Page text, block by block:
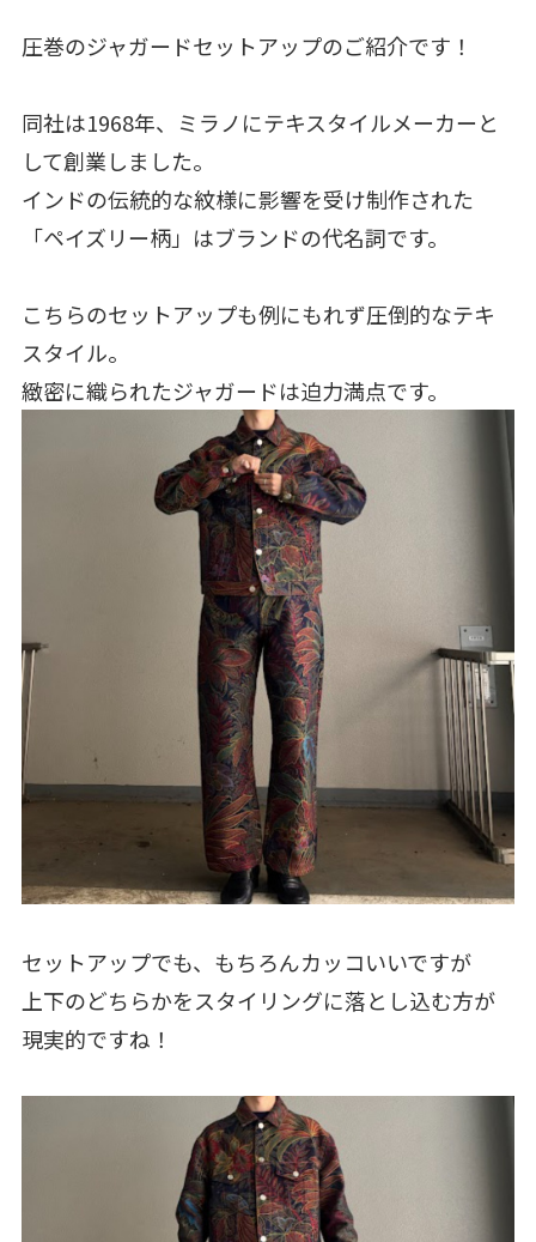
圧巻のジャガードセットアップのご紹介です！
同社は1968年、ミラノにテキスタイルメーカーと
して創業しました。
インドの伝統的な紋様に影響を受け制作された
「ペイズリー柄」はブランドの代名詞です。
こちらのセットアップも例にもれず圧倒的なテキ
スタイル。
緻密に織られたジャガードは迫力満点です。
セットアップでも、もちろんカッコいいですが
上下のどちらかをスタイリングに落とし込む方が
現実的ですね！